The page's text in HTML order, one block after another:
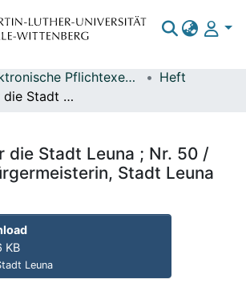
Elektronische Pflichtexemplare
Heft
Amtsblatt für die Stadt Leuna ; Nr. 50 / Hrsg.: Die Bürgermeisterin, Stadt Leuna
die Stadt Leuna ; Nr. 50 /
Stadt Leuna
KB
Leuna